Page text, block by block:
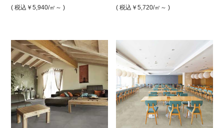
( 税込￥5,940/㎡～ )
￥5,400/㎡
( 税込￥5,720 /㎡ ) ( 税込￥5,720/㎡～ )